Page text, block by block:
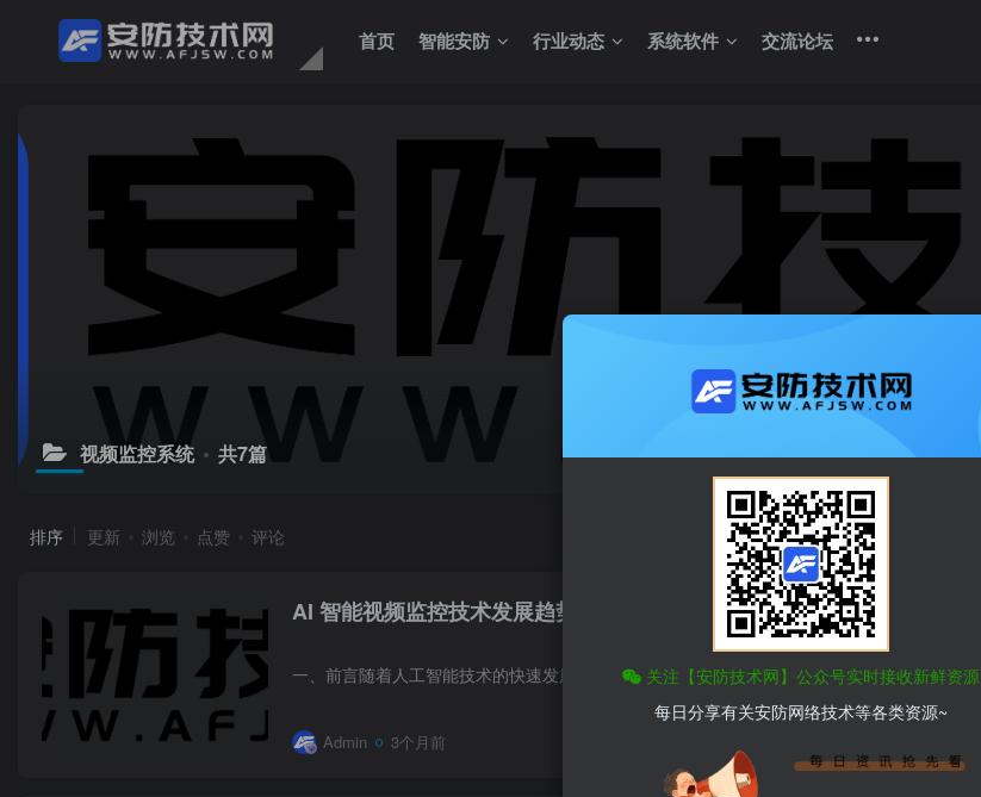
首页 智能安防 行业动态 系统软件 交流论坛
视频监控系统 共7篇
排序 更新 浏览 点赞 评论
AI 智能视频监控技术发展趋势与应用分析
Admin 3个月前
关注【安防技术网】公众号实时接收新鲜资源
每日分享有关安防网络技术等各类资源~